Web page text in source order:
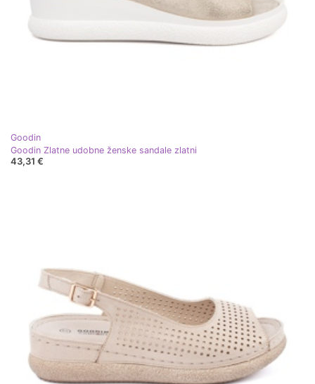
Goodin
Goodin Zlatne udobne ženske sandale zlatni
43,31 €